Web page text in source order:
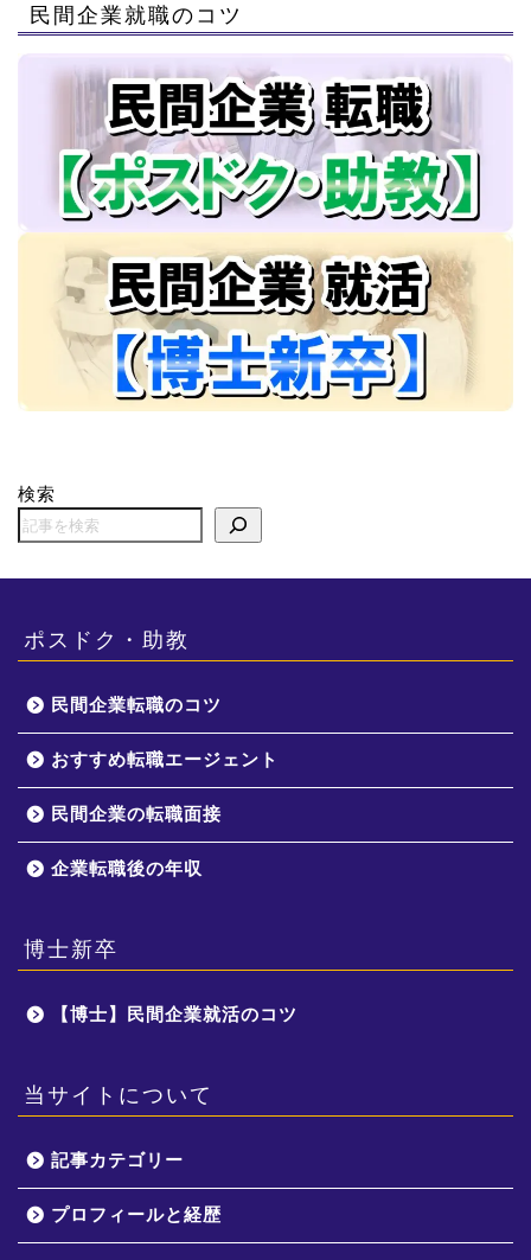
民間企業就職のコツ
検索
ポスドク・助教
民間企業転職のコツ
おすすめ転職エージェント
民間企業の転職面接
企業転職後の年収
博士新卒
【博士】民間企業就活のコツ
当サイトについて
記事カテゴリー
プロフィールと経歴